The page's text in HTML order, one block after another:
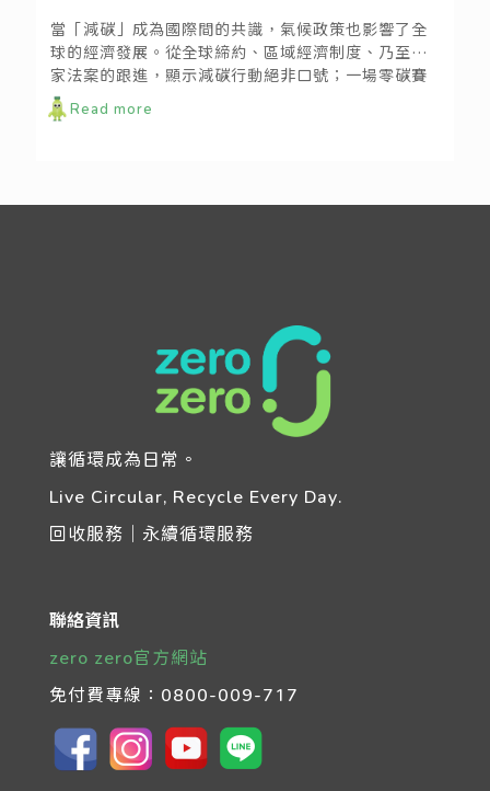
當「減碳」成為國際間的共識，氣候政策也影響了全
球的經濟發展。從全球締約、區域經濟制度、乃至國
家法案的跟進，顯示減碳行動絕非口號；一場零碳賽
局已經開始，企業難以置身事外。
Read more
讓循環成為日常。
Live Circular, Recycle Every Day.
回收服務｜永續循環服務
聯絡資訊
zero zero官方網站
免付費專線： 0800-009-717